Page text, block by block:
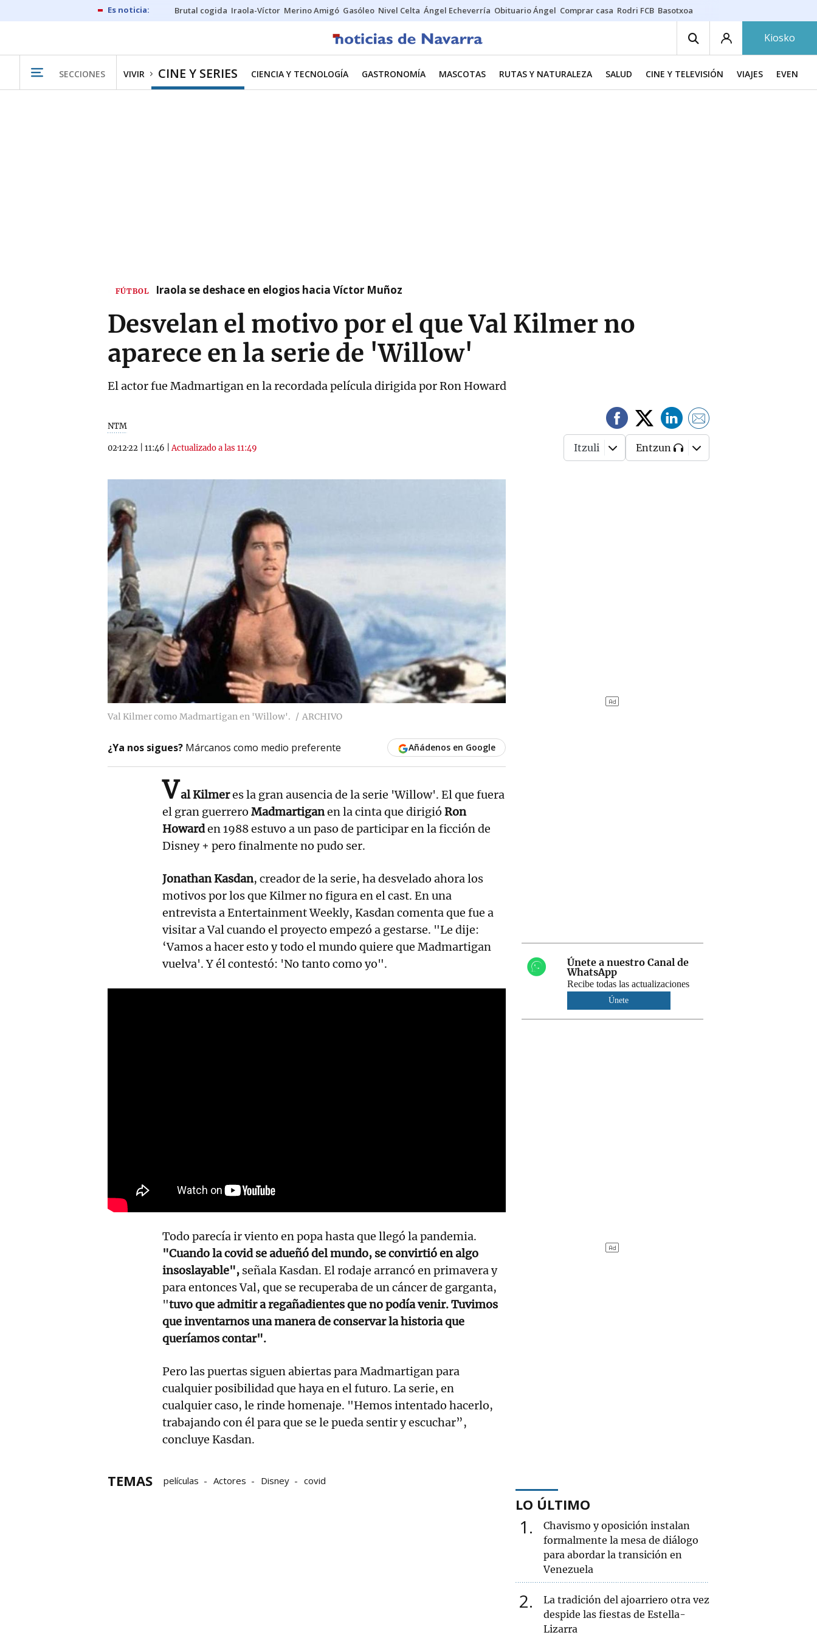
Brutal cogida Iraola-Víctor Merino Amigó Gasóleo Nivel Celta Ángel Echeverría Obituario Ángel Comprar casa Rodri FCB Basotxoa
Kiosko
SECCIONES VIVIR CINE Y SERIES CIENCIA Y TECNOLOGÍA GASTRONOMÍA MASCOTAS RUTAS Y NATURALEZA SALUD CINE Y TELEVISIÓN VIAJES
FÚTBOL Iraola se deshace en elogios hacia Víctor Muñoz
Desvelan el motivo por el que Val Kilmer no
aparece en la serie de 'Willow'
El actor fue Madmartigan en la recordada película dirigida por Ron Howard
NTM
02·12·22 11:46 |Actualizado a las 11:49 Itzuli Entzun
Val Kilmer como Madmartigan en 'Willow'. ARCHIVO
¿Ya nos sigues? Márcanos como medio preferente Añádenos en Google
Val Kilmeres la gran ausencia de la serie 'Willow'. El que fuera
el gran guerrero Madmartiganen la cinta que dirigió Ron
Howarden 1988 estuvo a un paso de participar en la ficción de
Disney + pero finalmente no pudo ser.
Jonathan Kasdan, creador de la serie, ha desvelado ahora los
motivos por los que Kilmer no figura en el cast. En una
entrevista a Entertainment Weekly, Kasdan comenta que fue a
visitar a Val cuando el proyecto empezó a gestarse. "Le dije:
‘Vamos a hacer esto y todo el mundo quiere que Madmartigan
vuelva'. Y él contestó: 'No tanto como yo".
Todo parecía ir viento en popa hasta que llegó la pandemia.
"Cuando la covid se adueñó del mundo, se convirtió en algo
insoslayable", señala Kasdan. El rodaje arrancó en primavera y
para entonces Val, que se recuperaba de un cáncer de garganta,
"tuvo que admitir a regañadientes que no podía venir. Tuvimos
que inventarnos una manera de conservar la historia que
queríamos contar".
Pero las puertas siguen abiertas para Madmartigan para
cualquier posibilidad que haya en el futuro. La serie, en
cualquier caso, le rinde homenaje. "Hemos intentado hacerlo,
trabajando con él para que se le pueda sentir y escuchar”,
concluye Kasdan.
TEMAS películas Actores Disney covid
Únete a nuestro Canal de
WhatsApp
Recibe todas las actualizaciones
Únete
LO ÚLTIMO
1
Chavismo y oposición instalan
formalmente la mesa de diálogo
para abordar la transición en
Venezuela
2
La tradición del ajoarriero otra vez
despide las fiestas de Estella-
Lizarra